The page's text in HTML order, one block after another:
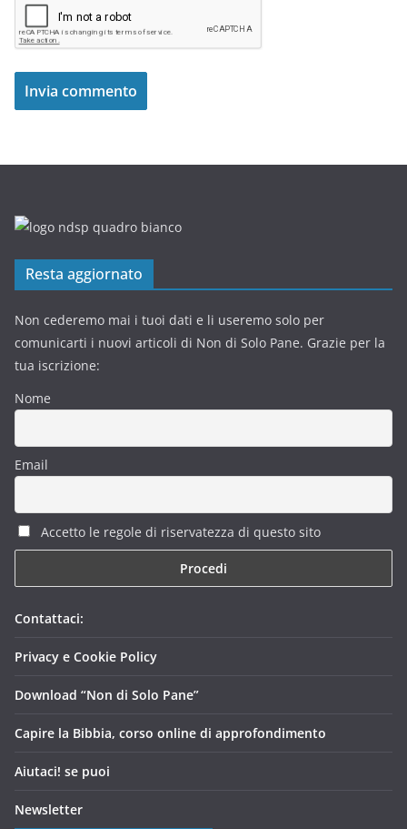
Resta aggiornato
Non cederemo mai i tuoi dati e li useremo solo per
comunicarti i nuovi articoli di Non di Solo Pane. Grazie per la
tua iscrizione:
Nome
Email
Accetto le regole di riservatezza di questo sito
Contattaci:
Privacy e Cookie Policy
Download “Non di Solo Pane”
Capire la Bibbia, corso online di approfondimento
Aiutaci! se puoi
Newsletter